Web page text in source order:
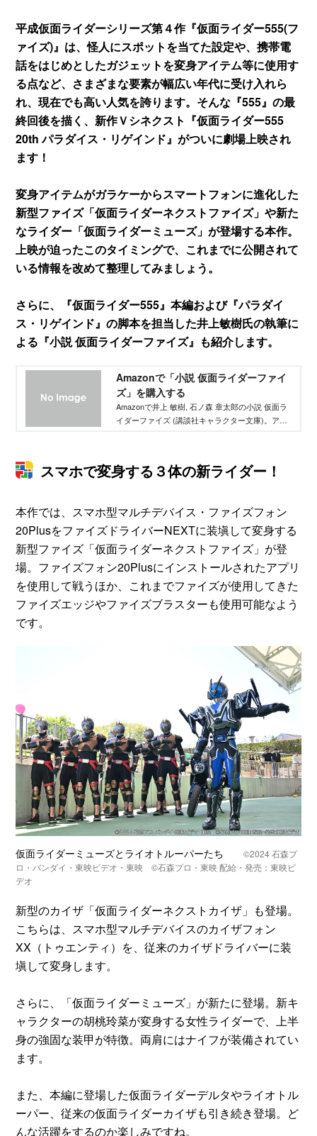
平成仮面ライダーシリーズ第４作『仮面ライダー555(フ
ァイズ)』は、怪人にスポットを当てた設定や、携帯電
話をはじめとしたガジェットを変身アイテム等に使用す
る点など、さまざまな要素が幅広い年代に受け入れら
れ、現在でも高い人気を誇ります。そんな『555』の最
終回後を描く、新作Ｖシネクスト『仮面ライダー555
20th パラダイス・リゲインド』がついに劇場上映され
ます！
変身アイテムがガラケーからスマートフォンに進化した
新型ファイズ「仮面ライダーネクストファイズ」や新た
なライダー「仮面ライダーミューズ」が登場する本作。
上映が迫ったこのタイミングで、これまでに公開されて
いる情報を改めて整理してみましょう。
さらに、『仮面ライダー555』本編および『パラダイ
ス・リゲインド』の脚本を担当した井上敏樹氏の執筆に
よる『小説 仮面ライダーファイズ』も紹介します。
Amazonで「小説 仮面ライダーファイ
ズ」を購入する
Amazonで井上 敏樹, 石ノ森 章太郎の小説 仮面ラ
イダーファイズ (講談社キャラクター文庫)。アマ
社キャラクター文庫)もアマゾン配送商品なら通常
スマホで変身する３体の新ライダー！
本作では、スマホ型マルチデバイス・ファイズフォン
20PlusをファイズドライバーNEXTに装塡して変身する
新型ファイズ「仮面ライダーネクストファイズ」が登
場。ファイズフォン20Plusにインストールされたアプリ
を使用して戦うほか、これまでファイズが使用してきた
ファイズエッジやファイズブラスターも使用可能なよう
です。
仮面ライダーミューズとライオトルーパーたち©️2024 石森プ
ロ・バンダイ・東映ビデオ・東映 ©️石森プロ・東映 配給・発売：東映ビ
デオ
新型のカイザ「仮面ライダーネクストカイザ」も登場。
こちらは、スマホ型マルチデバイスのカイザフォン
XX（トゥエンティ）を、従来のカイザドライバーに装
塡して変身します。
さらに、「仮面ライダーミューズ」が新たに登場。新キ
ャラクターの胡桃玲菜が変身する女性ライダーで、上半
身の強固な装甲が特徴。両肩にはナイフが装備されてい
ます。
また、本編に登場した仮面ライダーデルタやライオトル
ーパー、従来の仮面ライダーカイザも引き続き登場。ど
んな活躍をするのか楽しみですね。